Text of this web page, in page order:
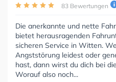
83 Bewertungen
Die anerkannte und nette
bietet herausragenden
sicheren Service in Witten.
Angststörung leidest oder
hast, dann wirst du dich bei
Worauf also noch...